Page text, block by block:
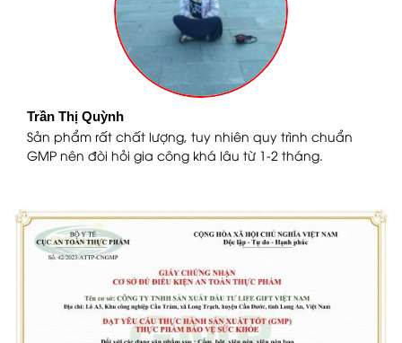
Trần Thị Quỳnh
Sản phẩm rất chất lượng, tuy nhiên quy trình chuẩn
GMP nên đòi hỏi gia công khá lâu từ 1-2 tháng.